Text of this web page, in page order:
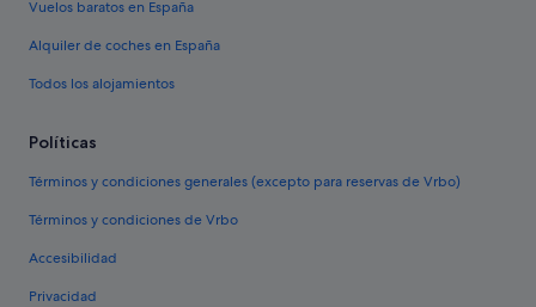
Vuelos baratos en España
Alquiler de coches en España
Todos los alojamientos
Políticas
Términos y condiciones generales (excepto para reservas de Vrbo)
Términos y condiciones de Vrbo
Accesibilidad
Privacidad